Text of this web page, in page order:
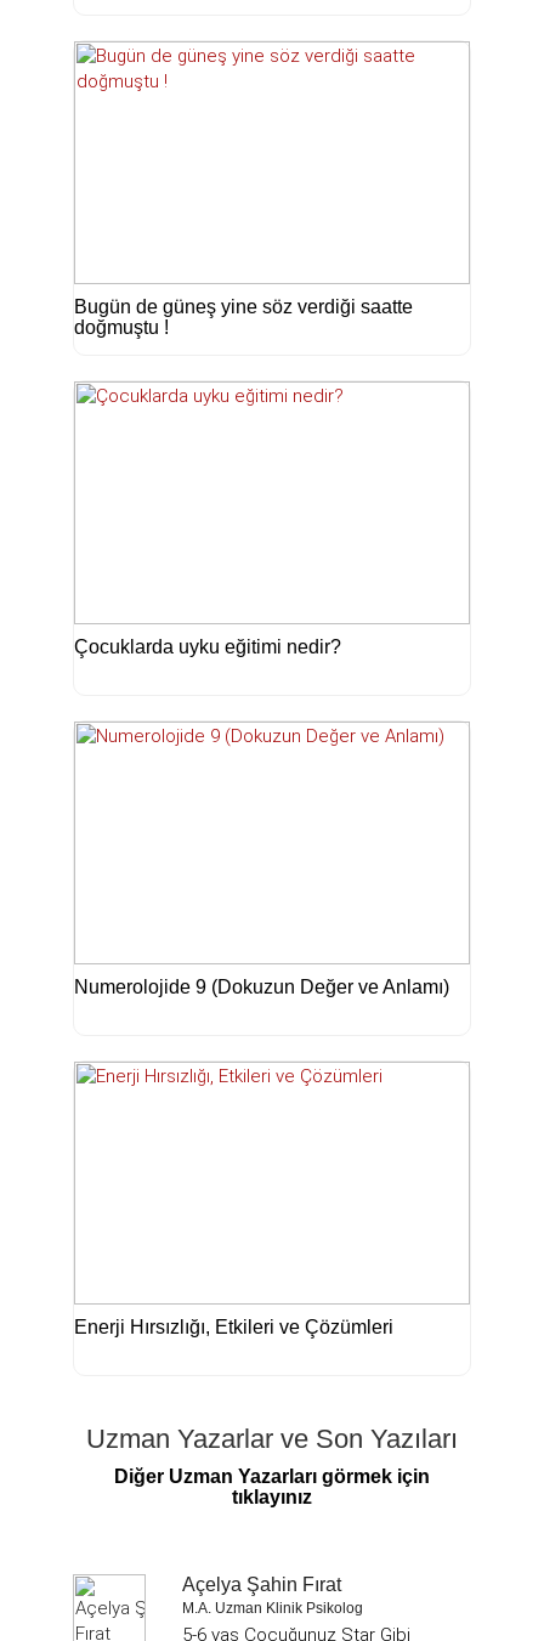
Bugün de güneş yine söz verdiği saatte
doğmuştu !
Çocuklarda uyku eğitimi nedir?
Numerolojide 9 (Dokuzun Değer ve Anlamı)
Enerji Hırsızlığı, Etkileri ve Çözümleri
Uzman Yazarlar ve Son Yazıları
Diğer Uzman Yazarları görmek için
tıklayınız
Açelya Şahin Fırat
M.A. Uzman Klinik Psikolog
5-6 yaş Çocuğunuz Star Gibi